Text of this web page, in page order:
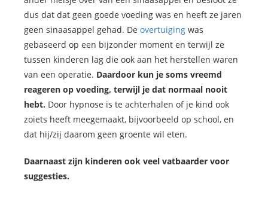
dus dat dat geen goede voeding was en heeft ze jaren
geen sinaasappel gehad. De overtuiging was
gebaseerd op een bijzonder moment en terwijl ze
tussen kinderen lag die ook aan het herstellen waren
van een operatie. Daardoor kun je soms vreemd
reageren op voeding, terwijl je dat normaal nooit
hebt. Door hypnose is te achterhalen of je kind ook
zoiets heeft meegemaakt, bijvoorbeeld op school, en
dat hij/zij daarom geen groente wil eten.
Daarnaast zijn kinderen ook veel vatbaarder voor
suggesties.